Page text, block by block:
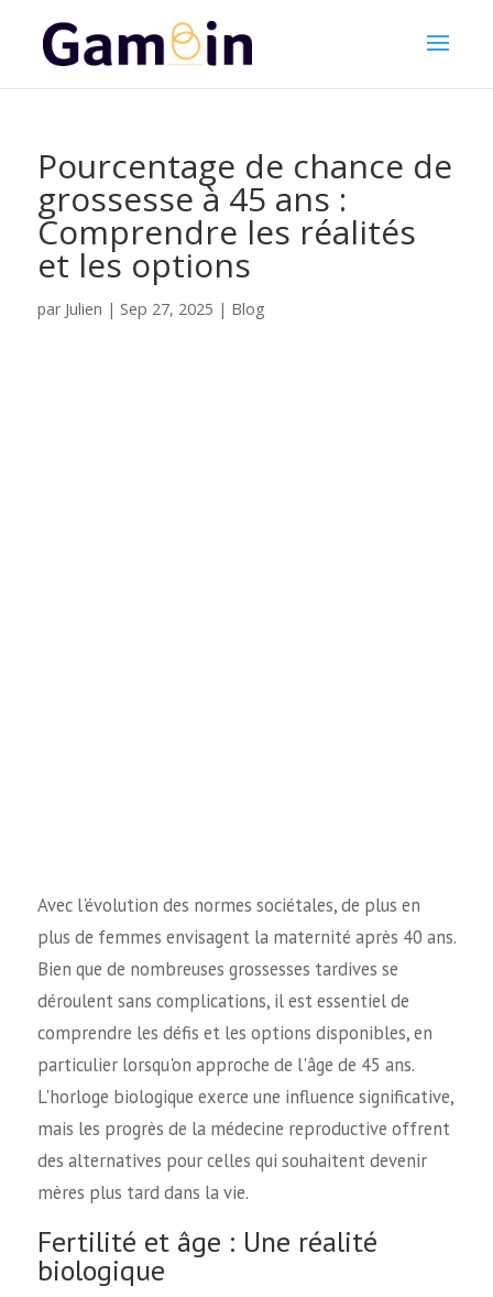
Pourcentage de chance de
grossesse à 45 ans :
Comprendre les réalités
et les options
par Julien | Sep 27, 2025 | Blog
Avec l'évolution des normes sociétales, de plus en
plus de femmes envisagent la maternité après 40 ans.
Bien que de nombreuses grossesses tardives se
déroulent sans complications, il est essentiel de
comprendre les défis et les options disponibles, en
particulier lorsqu'on approche de l'âge de 45 ans.
L'horloge biologique exerce une influence significative,
mais les progrès de la médecine reproductive offrent
des alternatives pour celles qui souhaitent devenir
mères plus tard dans la vie.
Fertilité et âge : Une réalité
biologique